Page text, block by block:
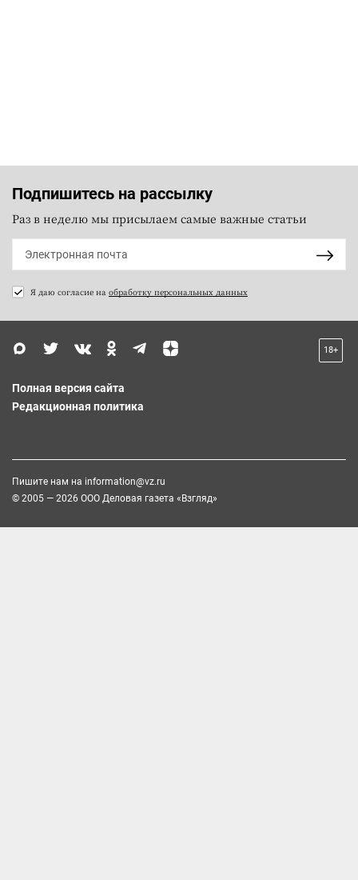
Подпишитесь на рассылку
Раз в неделю мы присылаем самые важные статьи
Я даю согласие на обработку персональных данных
18+
Полная версия сайта
Редакционная политика
Пишите нам на information@vz.ru
© 2005 — 2026 ООО Деловая газета «Взгляд»